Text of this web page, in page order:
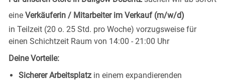
eine Verkäuferin / Mitarbeiter im Verkauf (m/w/d)
in Teilzeit (20 o. 25 Std. pro Woche) vorzugsweise für
einen Schichtzeit Raum von 14:00 - 21:00 Uhr
Deine Vorteile:
Sicherer Arbeitsplatz in einem expandierenden